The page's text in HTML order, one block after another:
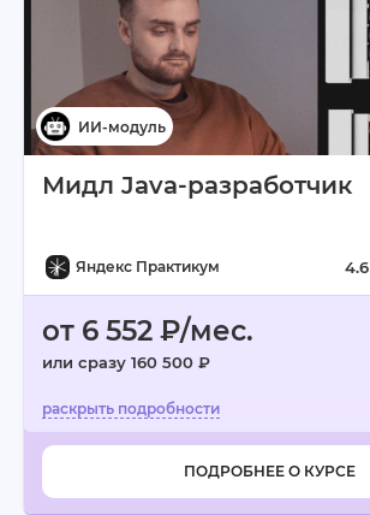
Мидл Java-разработчик
Яндекс Практикум 4.6
от 6 552 ₽/мес.
или сразу 160 500 ₽
ПОДРОБНЕЕ О КУРСЕ